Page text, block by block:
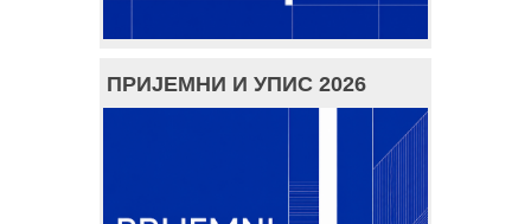
ПРИЈЕМНИ И УПИС 2026